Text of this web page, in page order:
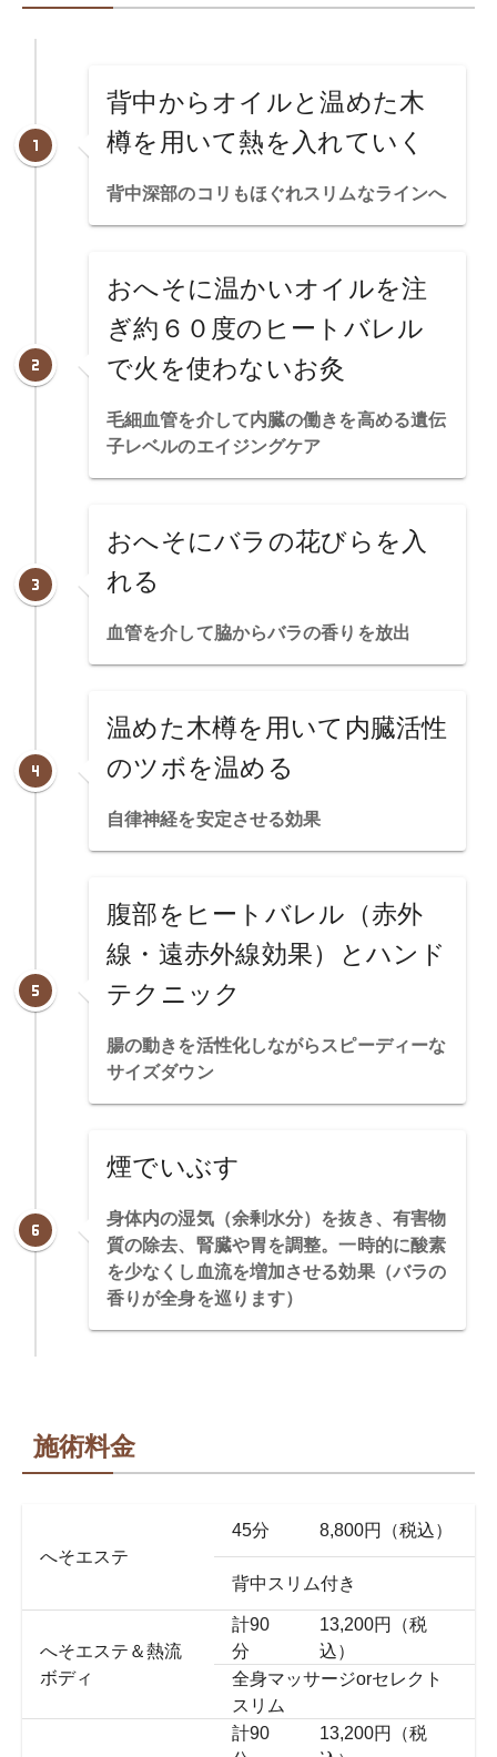
背中からオイルと温めた木
樽を用いて熱を入れていく
背中深部のコリもほぐれスリムなラインへ
おへそに温かいオイルを注
ぎ約６０度のヒートバレル
で火を使わないお灸
毛細血管を介して内臓の働きを高める遺伝
子レベルのエイジングケア
おへそにバラの花びらを入
れる
血管を介して脇からバラの香りを放出
温めた木樽を用いて内臓活性
のツボを温める
自律神経を安定させる効果
腹部をヒートバレル（赤外
線・遠赤外線効果）とハンド
テクニック
腸の動きを活性化しながらスピーディーな
サイズダウン
煙でいぶす
身体内の湿気（余剰水分）を抜き、有害物
質の除去、腎臓や胃を調整。一時的に酸素
を少なくし血流を増加させる効果（バラの
香りが全身を巡ります）
施術料金
へそエステ
45分 8,800円（税込）
背中スリム付き
へそエステ＆熱流
ボディ
計90
分
13,200円（税
込）
全身マッサージorセレクト
スリム
計90
13,200円（税